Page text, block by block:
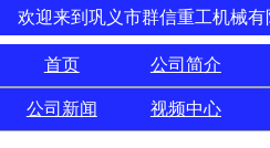
欢迎来到巩义市群信重工机械有
首页 公司简介
公司新闻 视频中心